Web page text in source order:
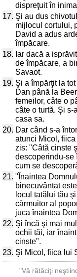
dispreţuit în
17. Şi au dus
mijlocul cortului,
David a adus
împăcare.
18. Iar dacă a
de împăcare, a
Savaot.
19. Şi a împărţit la
Dan până la
femeilor, câte o
câte o turtă. Şi s-
casa sa.
20. Dar când s-a
atunci Micol,
zis: "Câtă cinste
descoperindu-se
cum se
21. "Înaintea
binecuvântat
locul tatălui tău
cârmuitor al
juca înaintea
22. Şi încă şi mai
ochii tăi, iar
cinste".
23. Şi Micol, fiica lui
"Vă rătăciţi